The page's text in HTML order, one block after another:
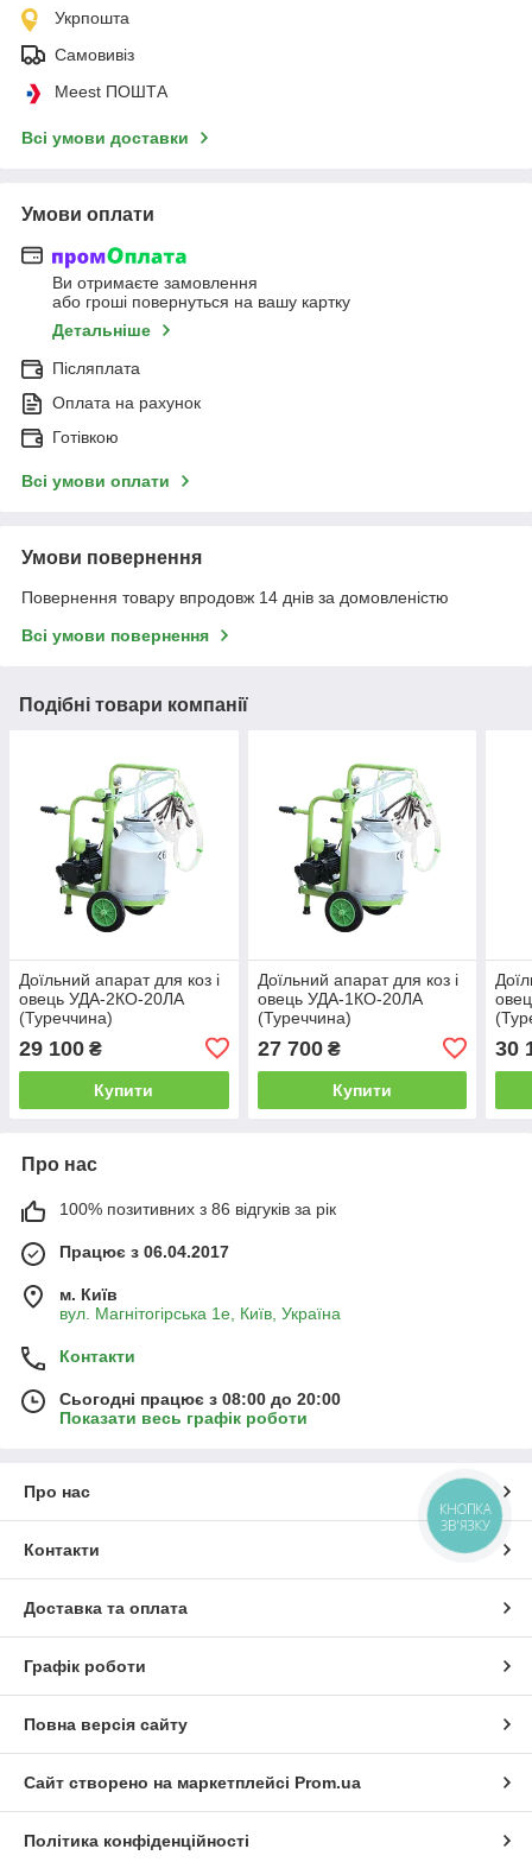
Укрпошта
Самовивіз
Meest ПОШТА
Всі умови доставки
Умови оплати
Ви отримаєте замовлення
або гроші повернуться на вашу картку
Детальніше
Післяплата
Оплата на рахунок
Готівкою
Всі умови оплати
Умови повернення
Повернення товару впродовж 14 днів за домовленістю
Всі умови повернення
Подібні товари компанії
Доїльний апарат для коз і
овець УДА-2КО-20ЛА
(Туреччина)
29 100 ₴
Купити
Доїльний апарат для коз і
овець УДА-1КО-20ЛА
(Туреччина)
27 700₴
Купити
30
Про нас
100% позитивних з 86 відгуків за рік
Працює з 06.04.2017
м. Київ
вул. Магнітогірська 1е, Київ, Україна
Контакти
Сьогодні працює з 08:00 до 20:00
Показати весь графік роботи
Про нас
Контакти
Доставка та оплата
Графік роботи
Повна версія сайту
Сайт створено на маркетплейсі Prom.ua
Політика конфіденційності
КНОПКА
ЗВ'ЯЗКУ